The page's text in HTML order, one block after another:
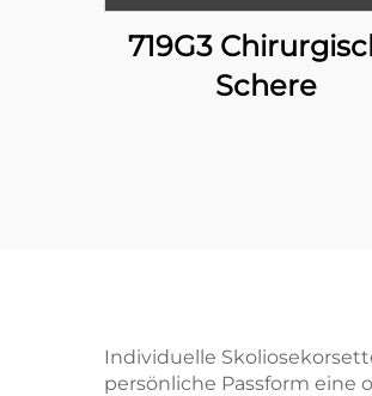
719G3
Schere
Individuelle
persönliche Passform